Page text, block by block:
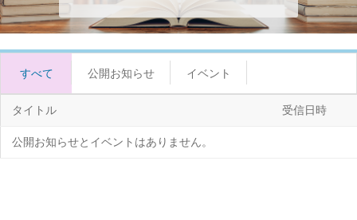
すべて 公開お知らせ イベント
タイトル 受信日時
公開お知らせとイベントはありません。